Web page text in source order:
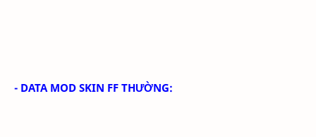
- DATA MOD SKIN FF THƯỜNG: